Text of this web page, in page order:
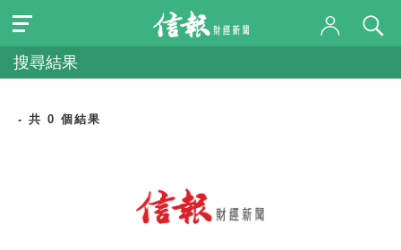
搜尋結果
- 共 0 個結果